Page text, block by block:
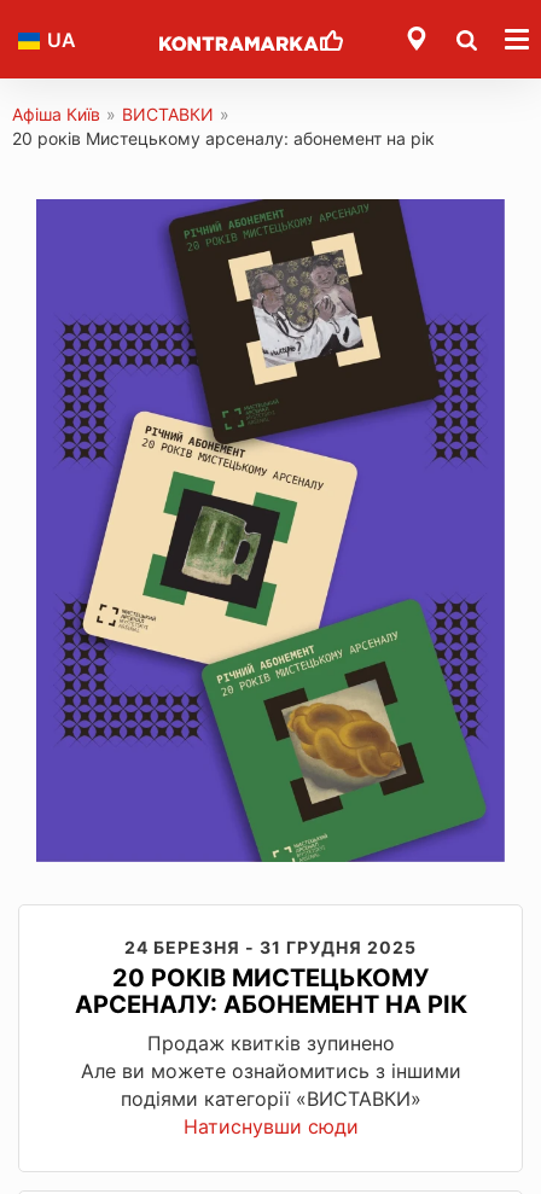
UA
Афіша Київ » ВИСТАВКИ »
20 років Мистецькому арсеналу: абонемент на рік
24 БЕРЕЗНЯ - 31 ГРУДНЯ 2025
20 РОКІВ МИСТЕЦЬКОМУ
АРСЕНАЛУ: АБОНЕМЕНТ НА РІК
Продаж квитків зупинено
Але ви можете ознайомитись з іншими
подіями категорії «ВИСТАВКИ»
Натиснувши сюди